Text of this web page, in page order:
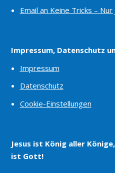
Email an Keine Tricks – Nur
Impressum, Datenschutz
Impressum
Datenschutz
Cookie-Einstellungen
Jesus ist König aller
ist Gott!